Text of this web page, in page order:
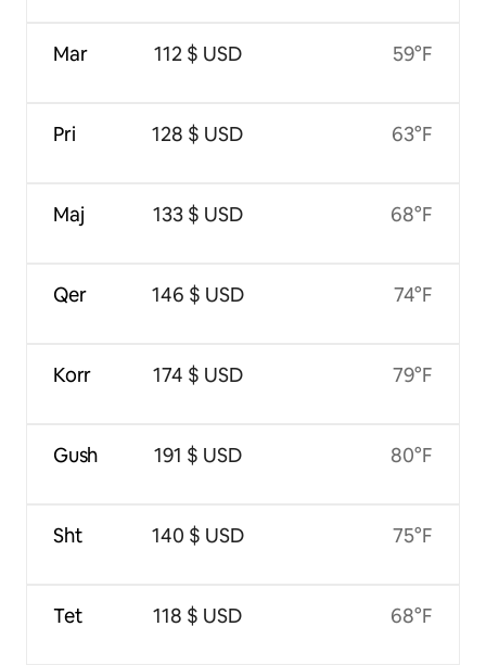
Mar
Pri
Maj
Qer
Korr
Gush
Sht
Tet
112 $ USD
128 $ USD
133 $ USD
146 $ USD
174 $ USD
191 $ USD
140 $ USD
118 $ USD
59°F
63°F
68°F
74°F
79°F
80°F
75°F
68°F